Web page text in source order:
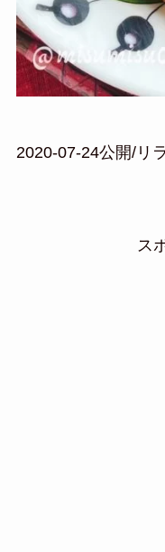
2020-07-24公開/リ
ス